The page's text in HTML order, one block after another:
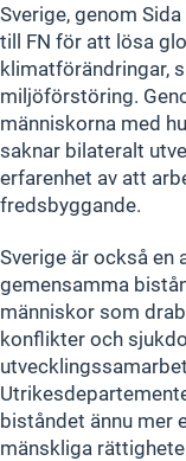
Sverige, genom
till FN för att lösa
klimatförändringar,
miljöförstöring.
människorna med
saknar bilateralt
erfarenhet av att
fredsbyggande.
Sverige är också en
gemensamma
människor som
konflikter och
biståndet ännu mer
mänskliga